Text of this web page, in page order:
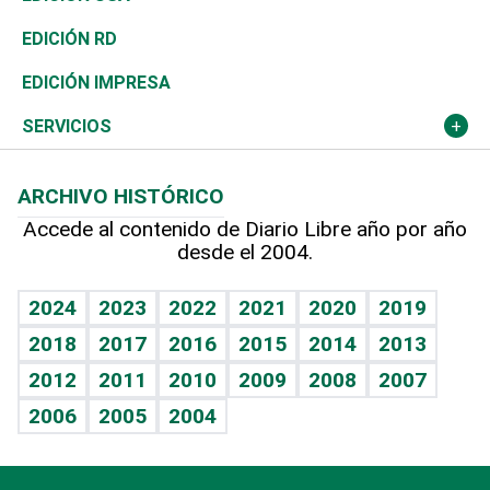
Ocenanía
Caribe
Resto del mundo
Telecom.
Global y variable
Economía personal
Sociales
Novedades
Podcast Arte Libre
Hablando con el pediatra
Vida y familia
Eñe
Celebrando la vida
Sin complejos
En pocas palabras
Tenis
Olimpismo
Más deportes
Línea de hit
TBT Deportivo
El Espía
Noticiero Poteleche
Columnistas
Más firmas
Historia
Martes de tecnología
Cambio climático
Revista
Deportes
Opinión
Hecho en casa
Guía del dinero
EDICIÓN RD
EDICIÓN IMPRESA
SERVICIOS
Cumpleaños
Horóscopos
Crucigramas
ARCHIVO HISTÓRICO
Accede al contenido de Diario Libre año por año
desde el 2004.
2024 2023 2022 2021 2020
2019
2018
2017 2016 2015 2014
2013
2012
2011 2010 2009 2008
2007
2006
2005 2004